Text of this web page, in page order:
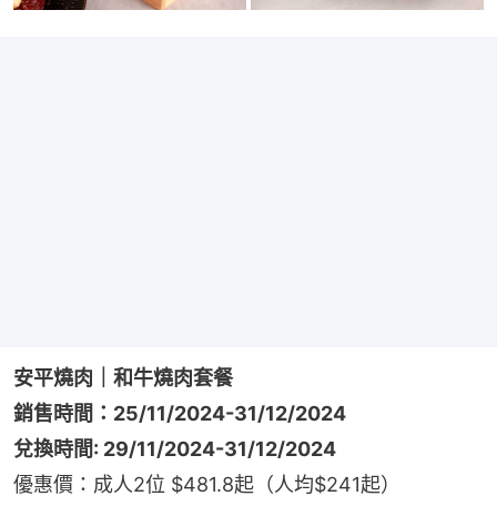
安平燒肉｜和牛燒肉套餐
銷售時間：25/11/2024-31/12/2024
兌換時間: 29/11/2024-31/12/2024
優惠價：成人2位 $481.8起（人均$241起）